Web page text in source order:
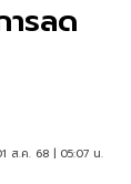
ารลด
ส.ค. 68 | 05:07 น.